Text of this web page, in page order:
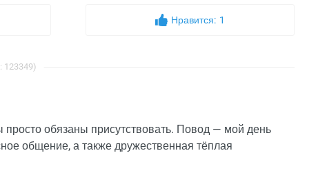
Нравится: 1
123349)
обязаны присутствовать. Повод — мой день
общение, а также дружественная тёплая